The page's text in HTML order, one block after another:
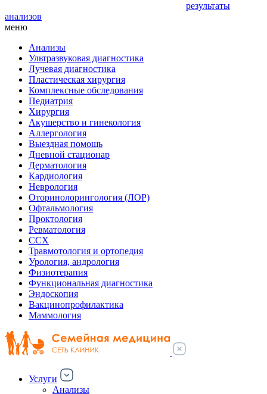
результаты
анализов
меню
Анализы
Ультразвуковая диагностика
Лучевая диагностика
Пластическая хирургия
Комплексные обследования
Педиатрия
Хирургия
Акушерство и гинекология
Аллергология
Выездная помощь
Дневной стационар
Дерматология
Кардиология
Неврология
Оторинолорингология (ЛОР)
Офтальмология
Проктология
Ревматология
ССХ
Травмотология и ортопедия
Урология, андрология
Физиотерапия
Функциональная диагностика
Эндоскопия
Вакцинопрофилактика
Маммология
Услуги
Анализы